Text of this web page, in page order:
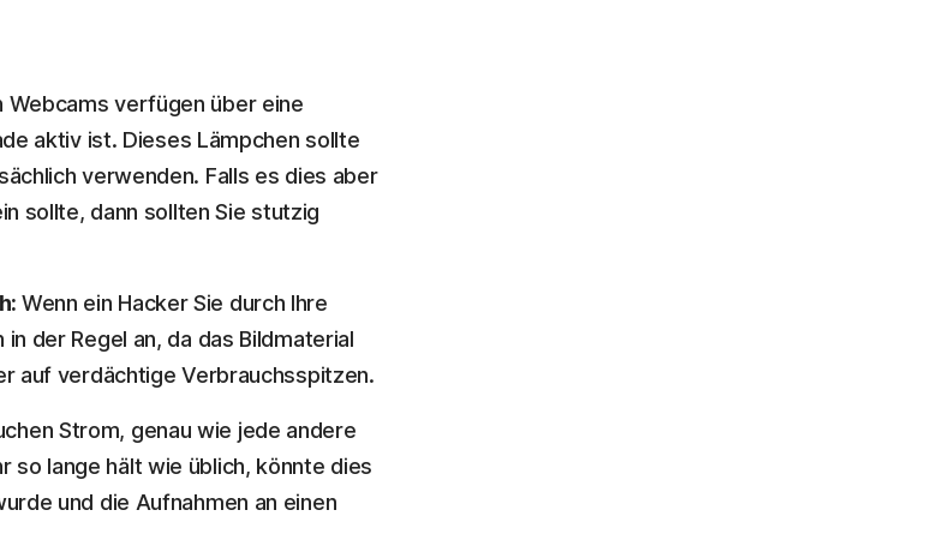
Webcams verfügen über eine
aktiv ist. Dieses Lämpchen sollte
verwenden. Falls es dies aber
sollte, dann sollten Sie stutzig
Wenn ein Hacker Sie durch Ihre
der Regel an, da das Bildmaterial
auf verdächtige Verbrauchsspitzen.
Strom, genau wie jede andere
so lange hält wie üblich, könnte dies
und die Aufnahmen an einen